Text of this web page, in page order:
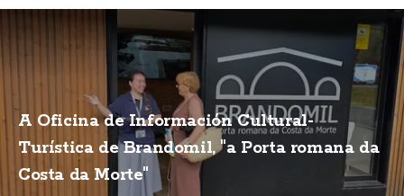
A Oficina de Información Cultural-
Turística de Brandomil, "a Porta romana da
Costa da Morte"